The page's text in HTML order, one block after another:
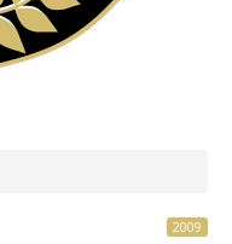
2009